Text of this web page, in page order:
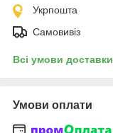
Укрпошта
Самовивіз
Всі умови доставки
Умови оплати